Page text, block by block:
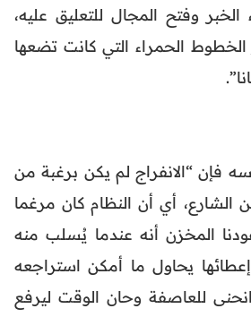
وفتح المجال للتعليق عليه،
الحمراء التي كانت تضعها
فإن “الانفراج لم يكن برغبة من
أي أن النظام كان مرغما
المخزن أنه عندما يُسلب منه
يحاول ما أمكن استراجعه
للعاصفة وحان الوقت ليرفع